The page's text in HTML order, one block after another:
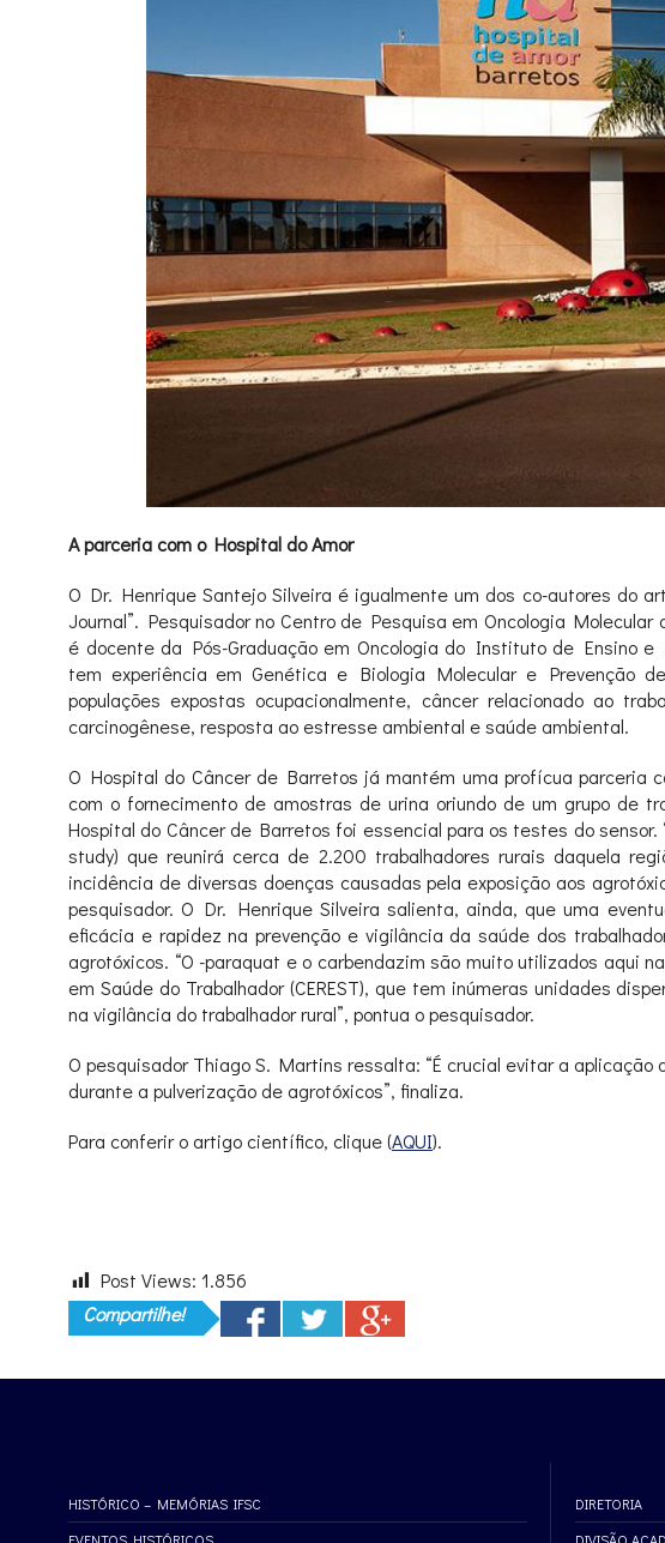
A parceria com o Hospital do Amor
O Dr. Henrique Santejo Silveira é igualmente um dos co-autores do
Journal”. Pesquisador no Centro de Pesquisa em Oncologia
é docente da Pós-Graduação em Oncologia do Instituto de Ensino
tem experiência em Genética e Biologia Molecular e Prevenção
populações expostas ocupacionalmente, câncer relacionado ao
carcinogênese, resposta ao estresse ambiental e saúde ambiental.
O Hospital do Câncer de Barretos já mantém uma profícua parceria
com o fornecimento de amostras de urina oriundo de um grupo de
Hospital do Câncer de Barretos foi essencial para os testes do
study) que reunirá cerca de 2.200 trabalhadores rurais daquela
incidência de diversas doenças causadas pela exposição aos
pesquisador. O Dr. Henrique Silveira salienta, ainda, que uma
eficácia e rapidez na prevenção e vigilância da saúde dos
agrotóxicos. “O -paraquat e o carbendazim são muito utilizados aqui
em Saúde do Trabalhador (CEREST), que tem inúmeras unidades
na vigilância do trabalhador rural”, pontua o pesquisador.
O pesquisador Thiago S. Martins ressalta: “É crucial evitar a
durante a pulverização de agrotóxicos”, finaliza.
Para conferir o artigo científico, clique (AQUI).
Post Views: 1.856
Compartilhe!
HISTÓRICO – MEMÓRIAS IFSC
DIRETORIA